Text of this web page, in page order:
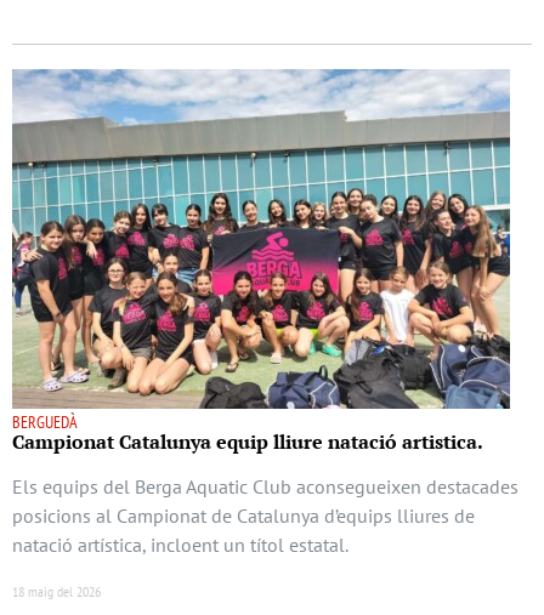
BERGUEDÀ
Campionat Catalunya equip lliure natació artistica.
Els equips del Berga Aquatic Club aconsegueixen destacades
posicions al Campionat de Catalunya d’equips lliures de
natació artística, incloent un títol estatal.
18 maig del 2026